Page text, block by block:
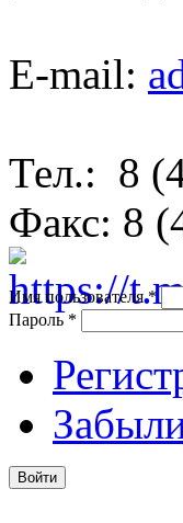
E-mail:
Тел.: 8
Факс: 8
Имя пользователя*
Пароль *